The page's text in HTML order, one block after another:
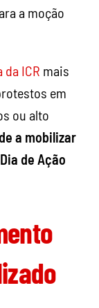
a moção
da ICR mais
em
ou alto
a mobilizar
de Ação